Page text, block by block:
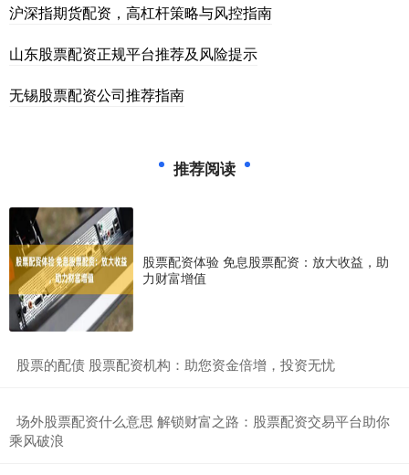
沪深指期货配资，高杠杆策略与风控指南
山东股票配资正规平台推荐及风险提示
无锡股票配资公司推荐指南
推荐阅读
股票配资体验 免息股票配资：放大收益，助
力财富增值
​股票的配债 股票配资机构：助您资金倍增，投资无忧
​场外股票配资什么意思 解锁财富之路：股票配资交易平台助你
乘风破浪